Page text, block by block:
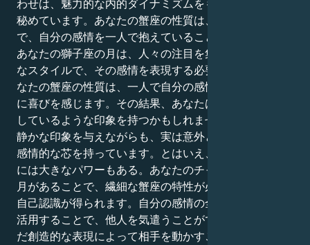
わせは、魅力的な内的ダイナミズムをもたらす可能性を
秘めています。あなたの蟹座の性質は、何事にも敏感
で、自分の感情を一人で抱えていることを好みますが、
あなたの獅子座の月は、人々の注目を集めるような派手
なスタイルで、その感情を表現する必要があります。あ
なたの蟹座の性質は、一人で自分の感情に向き合うこと
に喜びを感じます。その結果、あなたは自分自身と対立
しているような印象を持つかもしれません。控えめで物
静かな印象を与えながらも、実は意外とドラマチックで
感情的な芯を持っています。とはいえ、この組み合わせ
には大きなパワーもある。あなたのチャートに獅子座の
月があることで、繊細な蟹座の特性が必要とする自信と
自己認識が得られます。自分の感情の全スペクトラムを
活用することで、他人を気遣うことができ、自分が選ん
だ創造的な表現によって相手を動かすことができる。